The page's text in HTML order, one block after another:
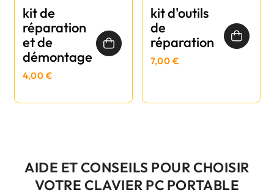
kit de
réparation
et de
démontage
4,00 €
kit d'outils
de
réparation
7,00 €
AIDE ET CONSEILS POUR CHOISIR
VOTRE CLAVIER PC PORTABLE